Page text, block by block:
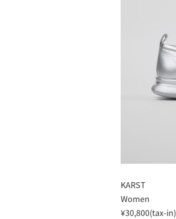
KARST
Women
¥30,800(tax-in)